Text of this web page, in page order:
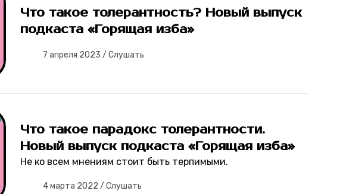
Что такое толерантность? Новый выпуск
подкаста «Горящая изба»
7 апреля 2023 / Слушать
Что такое парадокс толерантности.
Новый выпуск подкаста «Горящая изба»
Не ко всем мнениям стоит быть терпимыми.
4 марта 2022 / Слушать